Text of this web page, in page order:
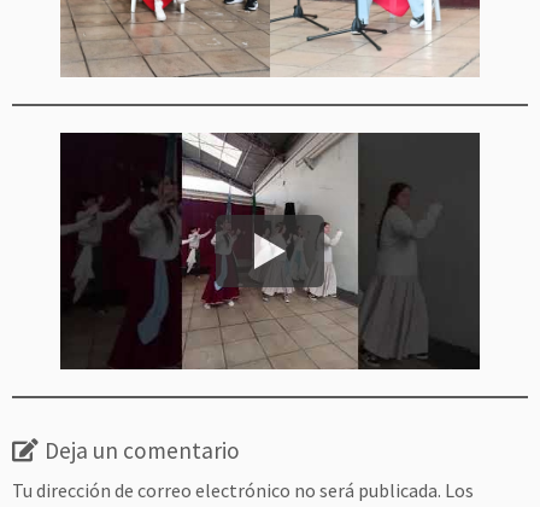
Deja un comentario
Tu dirección de correo electrónico no será publicada. Los